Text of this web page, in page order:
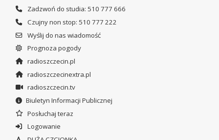
Zadzwoń do studia: 510 777 666
Czujny non stop: 510 777 222
Wyślij do nas wiadomość
Prognoza pogody
radioszczecin.pl
radioszczecinextra.pl
radioszczecin.tv
Biuletyn Informacji Publicznej
Posłuchaj teraz
Logowanie